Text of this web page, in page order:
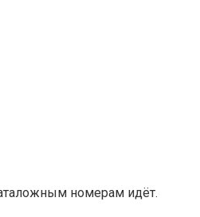
номерам идёт.